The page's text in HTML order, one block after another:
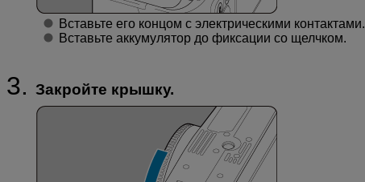
Вставьте его концом с электрическими контактами.
Вставьте аккумулятор до фиксации со щелчком.
Закройте крышку.